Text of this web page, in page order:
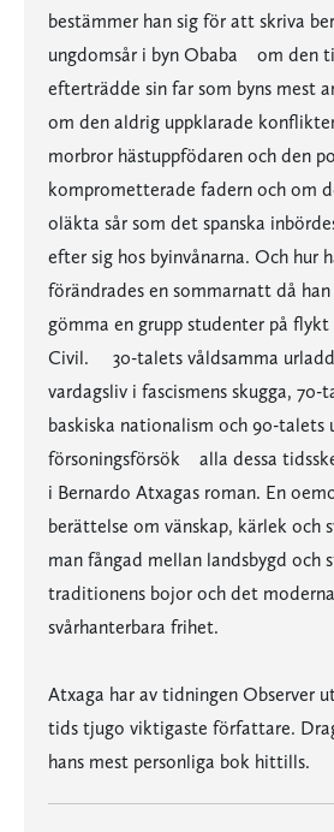
bestämmer han sig för att skriva
ungdomsår i byn Obaba  om den
efterträdde sin far som byns mest
om den aldrig uppklarade
morbror hästuppfödaren och den
komprometterade fadern och om
oläkta sår som det spanska
efter sig hos byinvånarna. Och hur
förändrades en sommarnatt då
gömma en grupp studenter på flykt
Civil. 30-talets våldsamma
vardagsliv i fascismens skugga,
baskiska nationalism och 90-talets
försoningsförsök  alla dessa
i Bernardo Atxagas roman. En
berättelse om vänskap, kärlek och
man fångad mellan landsbygd och
traditionens bojor och det
svårhanterbara frihet.
Atxaga har av tidningen Observer
tids tjugo viktigaste författare.
hans mest personliga bok hittills.